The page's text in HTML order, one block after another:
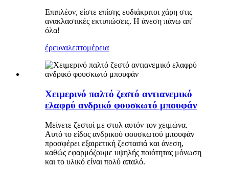
Επιπλέον, είστε επίσης ευδιάκριτοι χάρη στις
ανακλαστικές εκτυπώσεις. Η άνεση πάνω απ'
όλα!
έρευναλεπτομέρεια
Χειμερινό παλτό ζεστό αντιανεμικό
ελαφρύ ανδρικό φουσκωτό μπουφάν
Μείνετε ζεστοί με στυλ αυτόν τον χειμώνα.
Αυτό το είδος ανδρικού φουσκωτού μπουφάν
προσφέρει εξαιρετική ζεστασιά και άνεση,
καθώς εφαρμόζουμε υψηλής ποιότητας μόνωση
και το υλικό είναι πολύ απαλό.